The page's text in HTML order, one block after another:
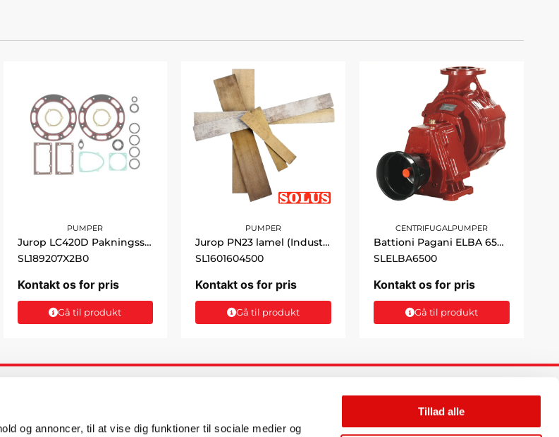
og annoncer, til at vise dig funktioner til sociale medier og
Tillad alle
PUMPER
Jurop LC420D Pakningssæt
SL189207X2B0
Kontakt os for pris
Gå til produkt
PUMPER
Jurop PN23 lamel (Industri)
SL1601604500
Kontakt os for pris
Gå til produkt
CENTRIFUGALPUMPER
Battioni Pagani ELBA 6500
SLELBA6500
Kontakt os for pris
Gå til produkt
Kontaktoplysninger
L